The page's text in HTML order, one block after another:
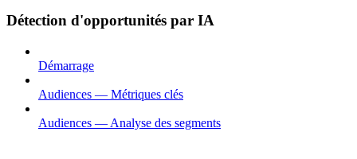
Détection d'opportunités par IA
Démarrage
Audiences — Métriques clés
Audiences — Analyse des segments